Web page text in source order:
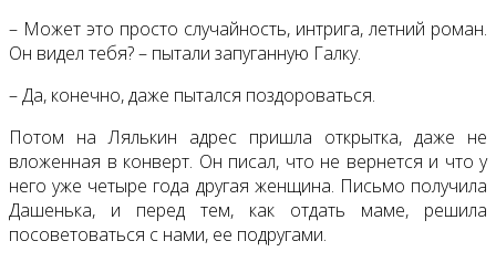
– Может это просто случайность, интрига, летний роман.
Он видел тебя? – пытали запуганную Галку.
– Да, конечно, даже пытался поздороваться.
Потом на Лялькин адрес пришла открытка, даже не
вложенная в конверт. Он писал, что не вернется и что у
него уже четыре года другая женщина. Письмо получила
Дашенька, и перед тем, как отдать маме, решила
посоветоваться с нами, ее подругами.